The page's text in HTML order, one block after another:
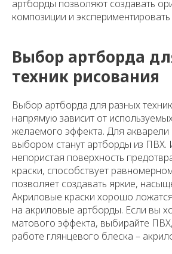
артборды позволяют создавать
композиции и
Выбор артборда
техник рисования
Выбор артборда для разных
напрямую зависит от
желаемого эффекта. Для
выбором станут артборды из ПВХ.
непористая поверхность
краски, способствует
позволяет создавать яркие,
Акриловые краски хорошо
на акриловые артборды. Если вы
матового эффекта, выбирайте
работе глянцевого блеска –